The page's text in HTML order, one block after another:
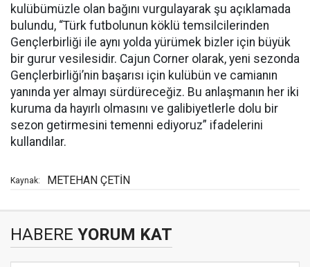
kulübümüzle olan bağını vurgulayarak şu açıklamada
bulundu, “Türk futbolunun köklü temsilcilerinden
Gençlerbirliği ile aynı yolda yürümek bizler için büyük
bir gurur vesilesidir. Cajun Corner olarak, yeni sezonda
Gençlerbirliği’nin başarısı için kulübün ve camianın
yanında yer almayı sürdüreceğiz. Bu anlaşmanın her iki
kuruma da hayırlı olmasını ve galibiyetlerle dolu bir
sezon getirmesini temenni ediyoruz” ifadelerini
kullandılar.
Kaynak: METEHAN ÇETİN
HABERE YORUM KAT